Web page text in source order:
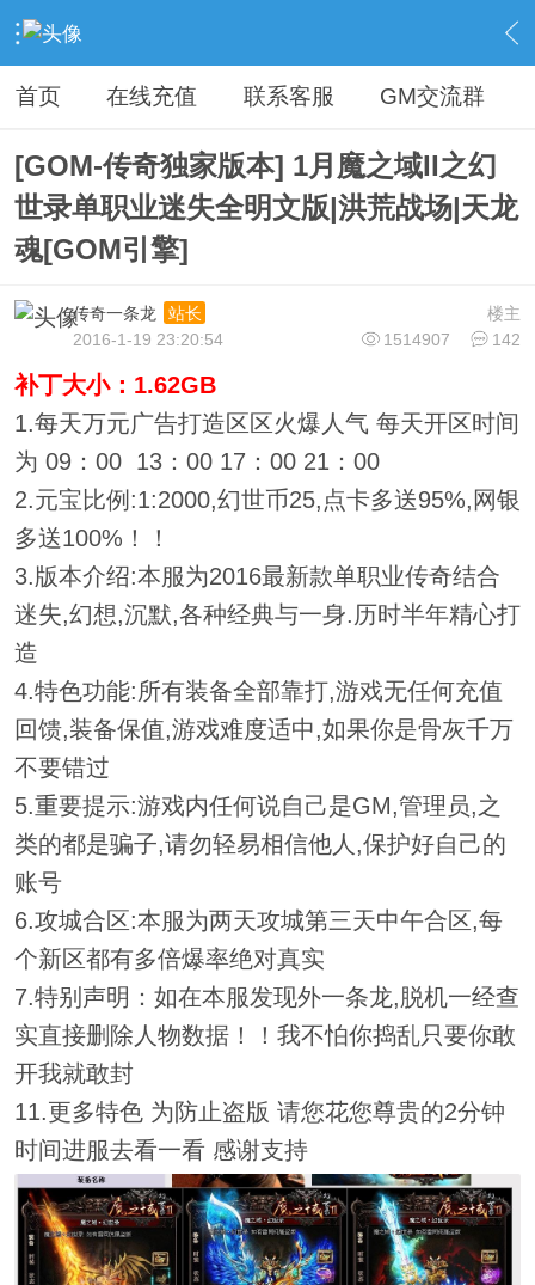
› 传奇论坛最新商业版本区 › 开区版本下载 › 内容
首页 在线充值 联系客服 GM交流群
[GOM-传奇独家版本] 1月魔之域II之幻
世录单职业迷失全明文版|洪荒战场|天龙
魂[GOM引擎]
楼主
传奇一条龙
站长
1514907
142
2016-1-19 23:20:54
补丁大小：1.62GB
1.每天万元广告打造区区火爆人气 每天开区时间
为 09：00 13：00 17：00 21：00
2.元宝比例:1:2000,幻世币25,点卡多送95%,网银
多送100%！！
3.版本介绍:本服为2016最新款单职业传奇结合
迷失,幻想,沉默,各种经典与一身.历时半年精心打
造
4.特色功能:所有装备全部靠打,游戏无任何充值
回馈,装备保值,游戏难度适中,如果你是骨灰千万
不要错过
5.重要提示:游戏内任何说自己是GM,管理员,之
类的都是骗子,请勿轻易相信他人,保护好自己的
账号
6.攻城合区:本服为两天攻城第三天中午合区,每
个新区都有多倍爆率绝对真实
7.特别声明：如在本服发现外一条龙,脱机一经查
实直接删除人物数据！！我不怕你捣乱只要你敢
开我就敢封
11.更多特色 为防止盗版 请您花您尊贵的2分钟
时间进服去看一看 感谢支持